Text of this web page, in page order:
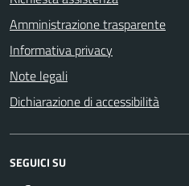
Amministrazione trasparente
Informativa privacy
Note legali
Dichiarazione di accessibilità
SEGUICI SU